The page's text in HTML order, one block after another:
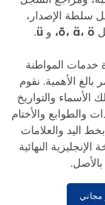
سلطة الإصدار،
õ، ä، ö، و ü
.
خدمات المواطنة
بالغ الأهمية. نقوم
والتواريخ
والطوابع والأختام
اليد والعلامات
النهائية